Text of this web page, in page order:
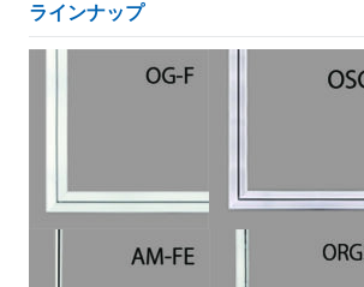
ラインナップ